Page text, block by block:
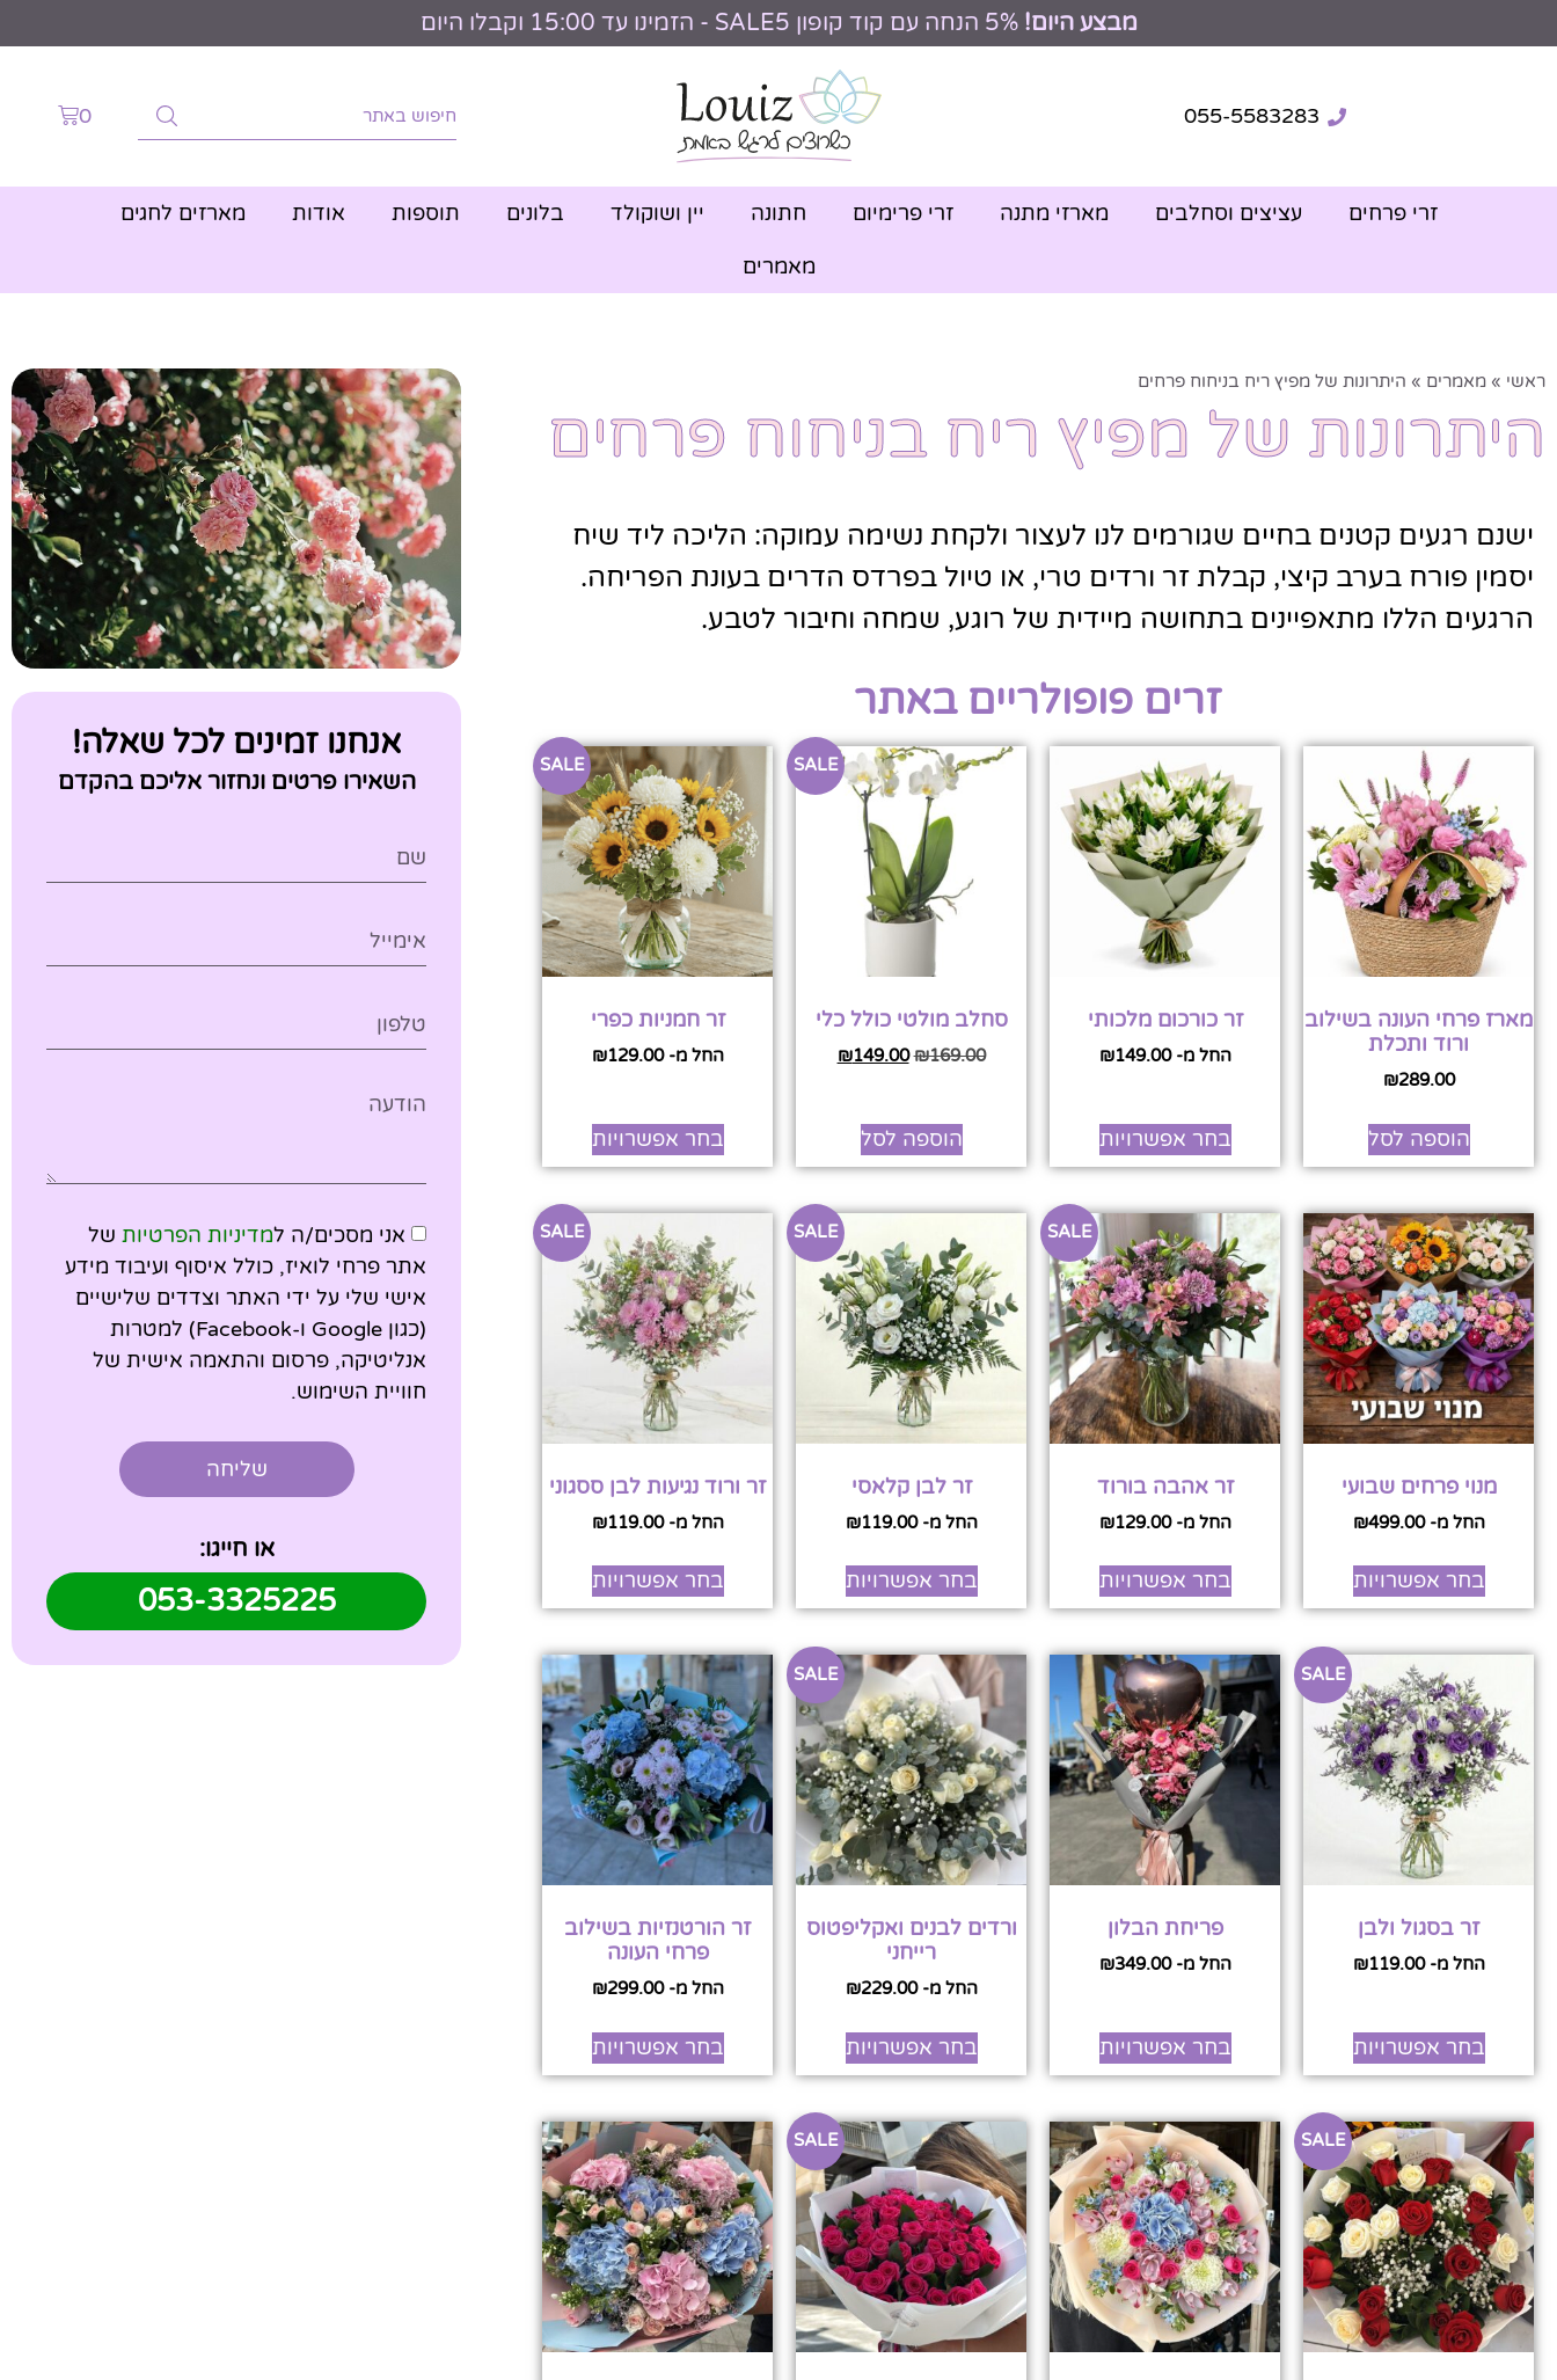
מבצע היום! 5% הנחה עם קוד קופון SALE5 - הזמינו עד 15:00 וקבלו היום
055-5583283
0
זרי פרחים עציצים וסחלבים מארזי מתנה זרי פרימיום חתונה יין ושוקולד בלונים תוספות אודות מארזים לחגים
מאמרים
ראשי » מאמרים » היתרונות של מפיץ ריח בניחוח פרחים
היתרונות של מפיץ ריח בניחוח פרחים
ישנם רגעים קטנים בחיים שגורמים לנו לעצור ולקחת נשימה עמוקה: הליכה ליד שיח
יסמין פורח בערב קיצי, קבלת זר ורדים טרי, או טיול בפרדס הדרים בעונת הפריחה.
הרגעים הללו מתאפיינים בתחושה מיידית של רוגע, שמחה וחיבור לטבע.
זרים פופולריים באתר
מארז פרחי העונה בשילוב
ורוד ותכלת
₪289.00
הוספה לסל
זר כורכום מלכותי
החל מ- ₪149.00
בחר אפשרויות
SALE
סחלב מולטי כולל כלי
₪169.00
₪149.00
הוספה לסל
SALE
זר חמניות כפרי
החל מ- ₪129.00
בחר אפשרויות
מנוי פרחים שבועי
החל מ- ₪499.00
בחר אפשרויות
SALE
זר אהבה בורוד
החל מ- ₪129.00
בחר אפשרויות
SALE
זר לבן קלאסי
החל מ- ₪119.00
בחר אפשרויות
SALE
זר ורוד נגיעות לבן ססגוני
החל מ- ₪119.00
בחר אפשרויות
SALE
זר בסגול ולבן
החל מ- ₪119.00
בחר אפשרויות
פריחת הבלון
החל מ- ₪349.00
בחר אפשרויות
SALE
ורדים לבנים ואקליפטוס
רייחני
החל מ- ₪229.00
בחר אפשרויות
זר הורטנזיות בשילוב
פרחי העונה
החל מ- ₪299.00
בחר אפשרויות
SALE
SALE
אנחנו זמינים לכל שאלה!
השאירו פרטים ונחזור אליכם בהקדם
אני מסכים/ה למדיניות הפרטיותשל
אתר פרחי לואיז, כולל איסוף ועיבוד מידע
אישי שלי על ידי האתר וצדדים שלישיים
(כגון Google ו-Facebook) למטרות
אנליטיקה, פרסום והתאמה אישית של
חוויית השימוש.
שליחה
או חייגו:
053-3325225